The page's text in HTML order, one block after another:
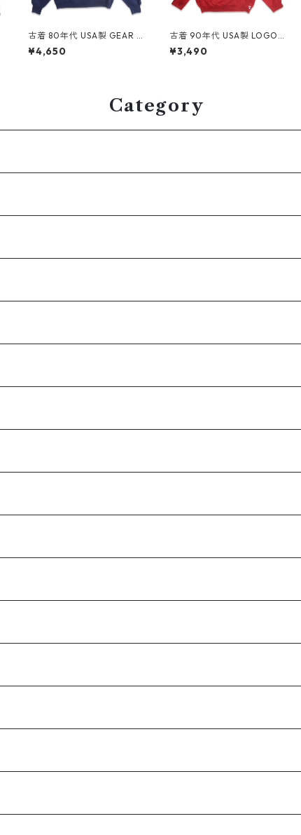
古着 80年代 USA製 GEAR F
OR SPORTS カレッジ NCAA
プリントスウェット トレー
¥4,650
古着 90年代 USA製 LOGO7
NFL サンフランシスコ フォ
ーティーナイナーズ プリン
¥3,490
Category